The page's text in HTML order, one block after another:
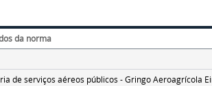
da norma
de serviços aéreos públicos - Gringo Aeroagrícola